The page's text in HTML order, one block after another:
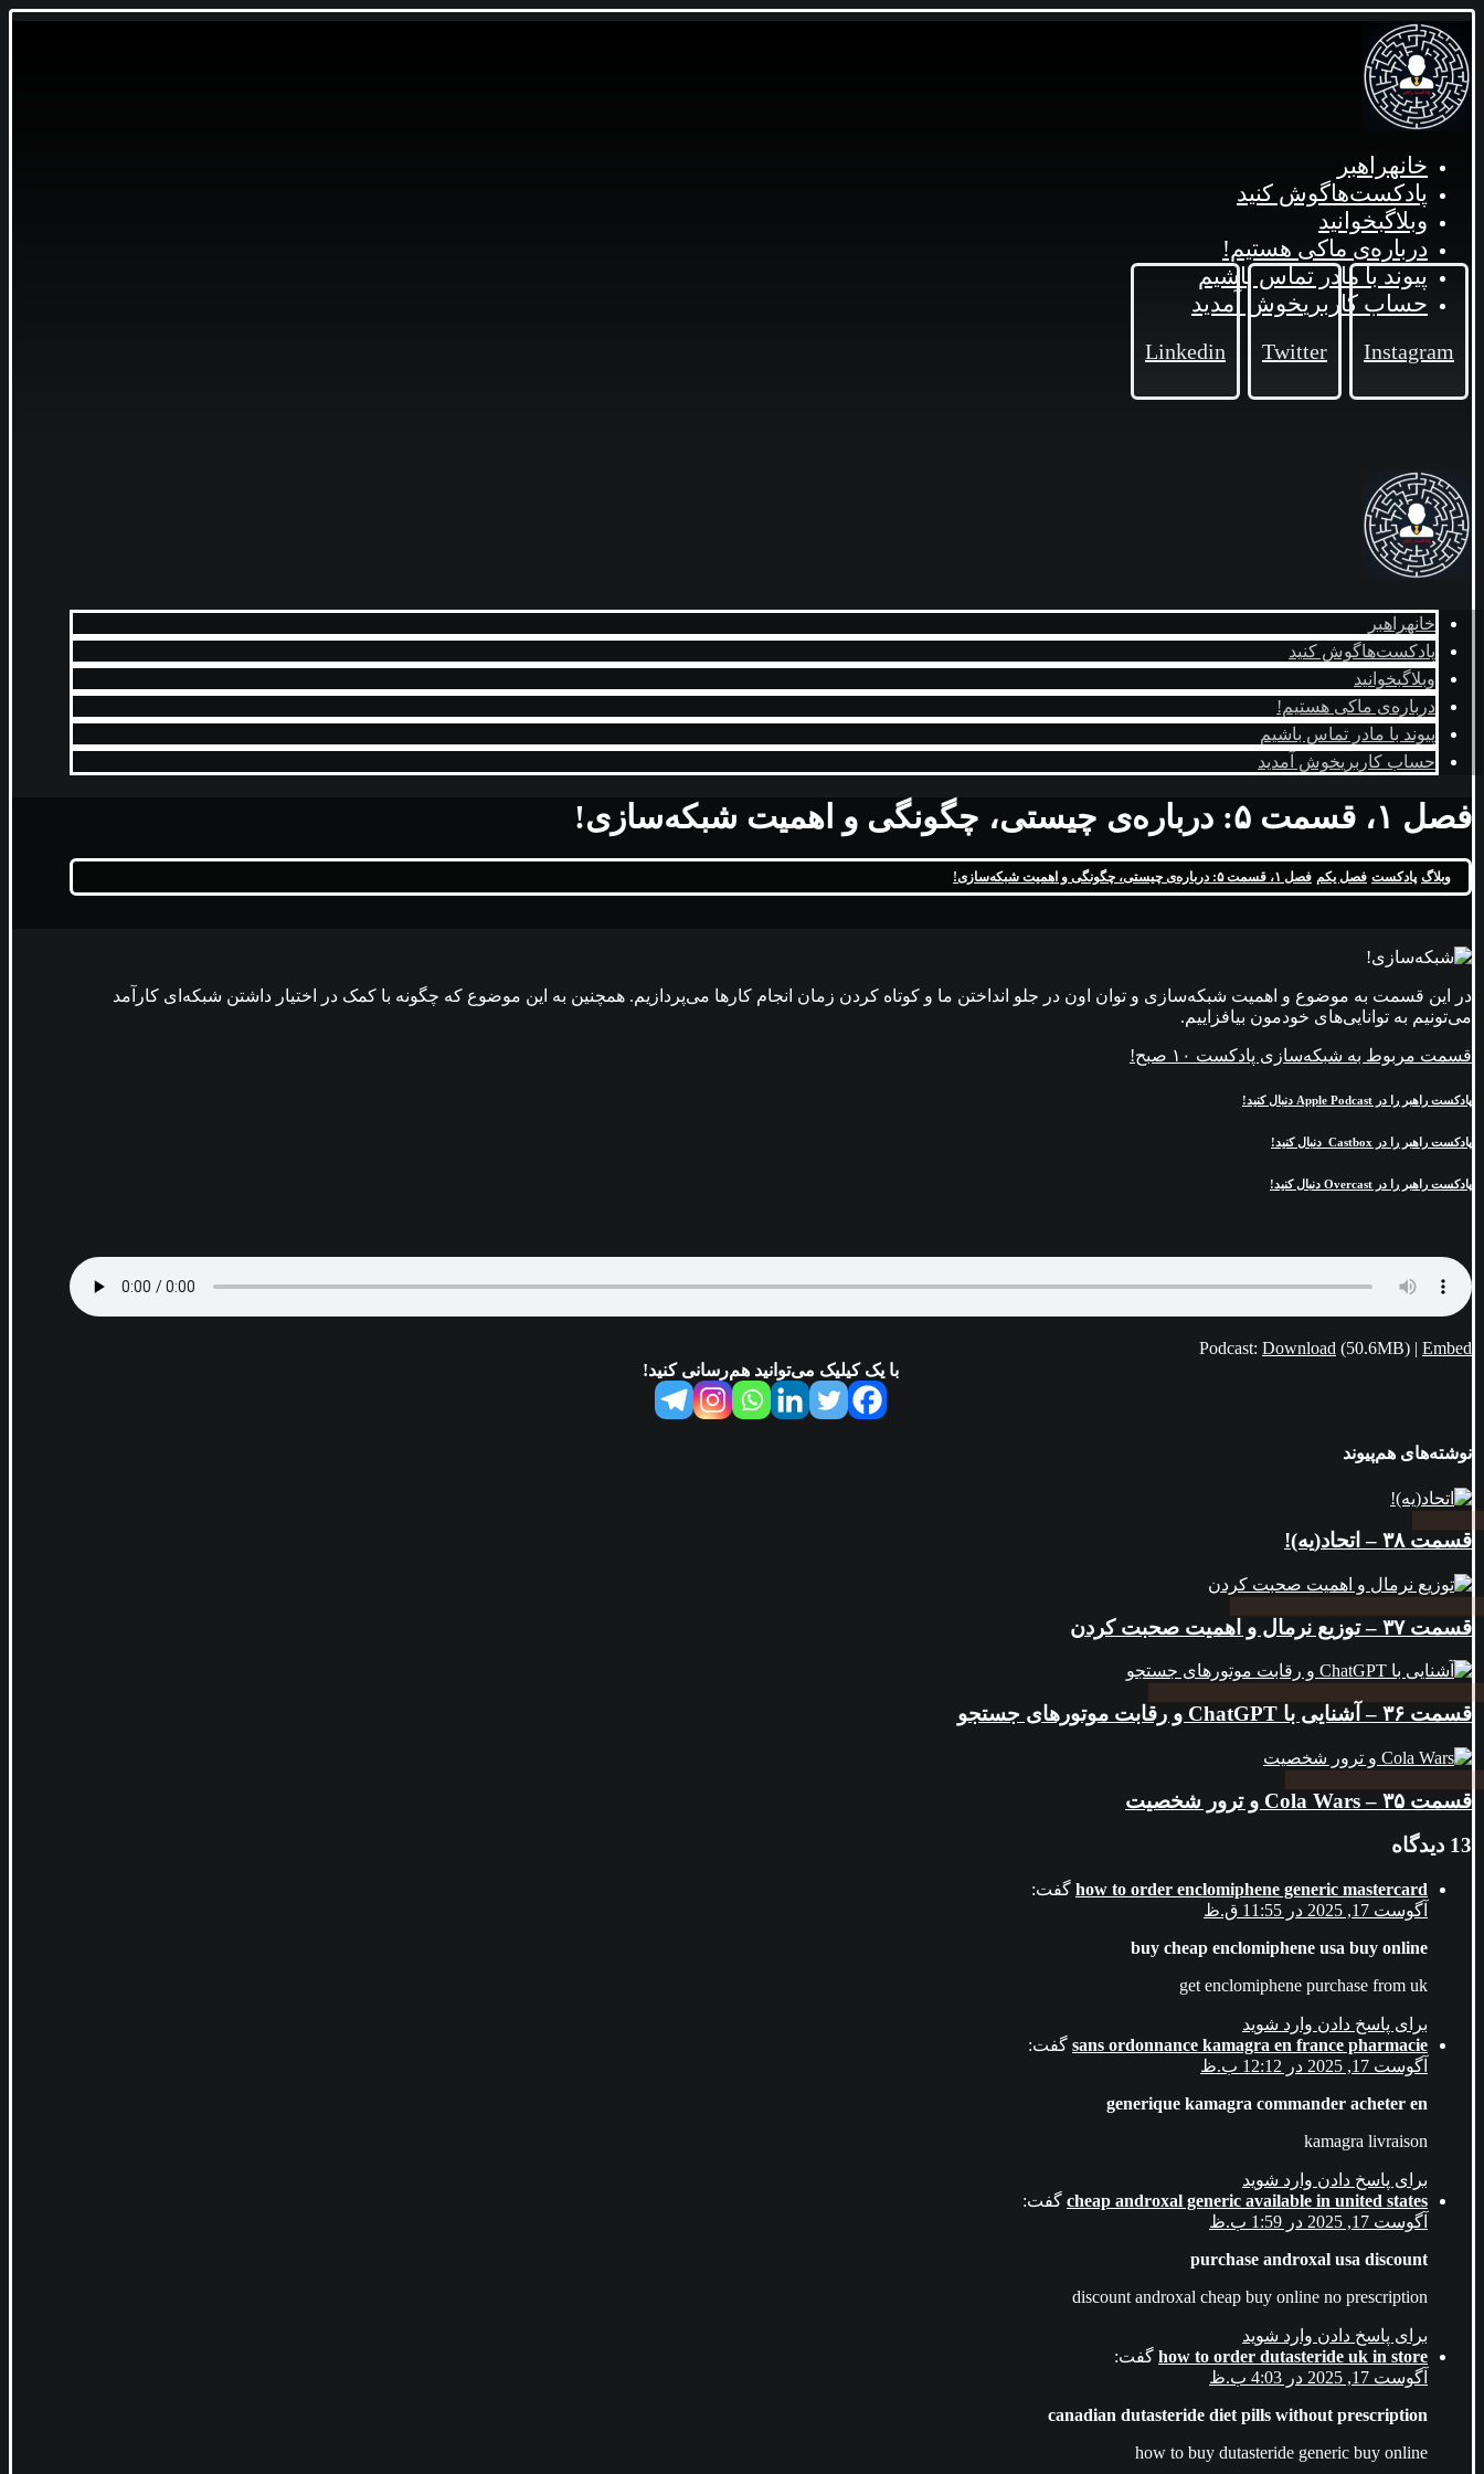
خانهراهبر
پادکست‌هاگوش کنید
وبلاگبخوانید
درباره‌ی ماکی هستیم!
پیوند با مادر تماس باشیم
حساب کاربریخوش آمدید
Linkedin Twitter Instagram
خانهراهبر
پادکست‌هاگوش کنید
وبلاگبخوانید
درباره‌ی ماکی هستیم!
پیوند با مادر تماس باشیم
حساب کاربریخوش آمدید
فصل ۱، قسمت ۵: درباره‌ی چیستی، چگونگی و اهمیت شبکه‌سازی!
وبلاگ پادکست فصل یکم فصل ۱، قسمت ۵: درباره‌ی چیستی، چگونگی و اهمیت شبکه‌سازی!
در این قسمت به موضوع و اهمیت شبکه‌سازی و توان اون در جلو انداختن ما و کوتاه کردن زمان انجام کارها می‌پردازیم. همچنین به این موضوع که چگونه با کمک در اختیار داشتن شبکه‌ای کارآمد
می‌تونیم به توانایی‌های خودمون بیافزاییم.
قسمت مربوط به شبکه‌سازی پادکست ۱۰ صبح!
پادکست راهبر را در Apple Podcast دنبال کنید!
پادکست راهبر را در Castbox دنبال کنید!
پادکست راهبر را در Overcast دنبال کنید!
Podcast: Download (50.6MB) | Embed
با یک کیلیک می‌توانید هم‌رسانی کنید!
نوشته‌های هم‌پیوند
قسمت ۳۸ – اتحاد(یه)!
قسمت ۳۷ – توزیع نرمال و اهمیت صحبت کردن
قسمت ۳۶ – آشنایی با ChatGPT و رقابت موتورهای جستجو
قسمت ۳۵ – Cola Wars و ترور شخصیت
13 دیدگاه
how to order enclomiphene generic mastercard گفت:
آگوست 17, 2025 در 11:55 ق.ظ
buy cheap enclomiphene usa buy online
get enclomiphene purchase from uk
برای پاسخ دادن وارد شوید
sans ordonnance kamagra en france pharmacie گفت:
آگوست 17, 2025 در 12:12 ب.ظ
generique kamagra commander acheter en
kamagra livraison
برای پاسخ دادن وارد شوید
cheap androxal generic available in united states گفت:
آگوست 17, 2025 در 1:59 ب.ظ
purchase androxal usa discount
discount androxal cheap buy online no prescription
برای پاسخ دادن وارد شوید
how to order dutasteride uk in store گفت:
آگوست 17, 2025 در 4:03 ب.ظ
canadian dutasteride diet pills without prescription
how to buy dutasteride generic buy online